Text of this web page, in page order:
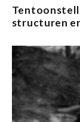
structuren